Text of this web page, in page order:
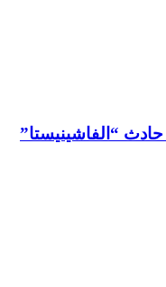
“الفاشينيستا”